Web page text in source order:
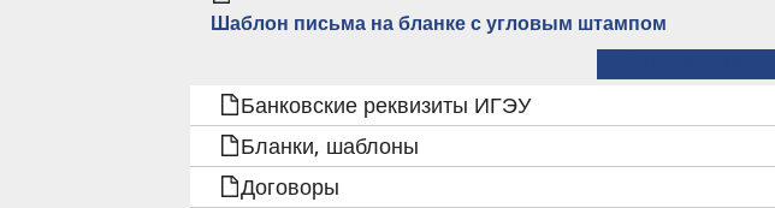
Шаблон письма на бланке с угловым штампом
ССЫЛКИ
КНИГИ
Банковские реквизиты ИГЭУ
Бланки, шаблоны
Договоры